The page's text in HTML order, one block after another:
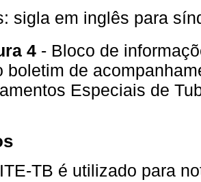
sigla em inglês para
4 - Bloco de
boletim de
Especiais de
TB é utilizado para